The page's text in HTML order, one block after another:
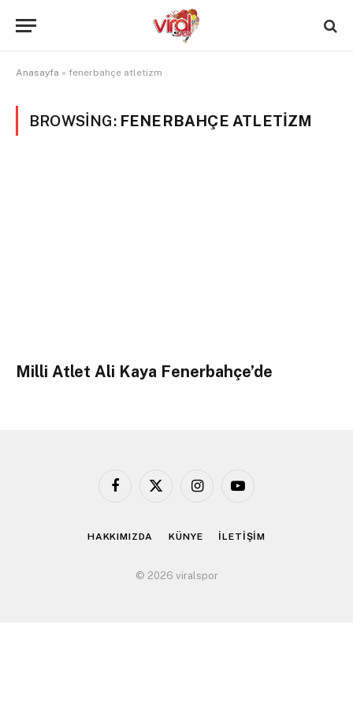
Anasayfa » fenerbahçe atletizm
BROWSING: FENERBAHÇE ATLETIZM
Milli Atlet Ali Kaya Fenerbahçe’de
Facebook
X
InstagramYouTube
HAKKIMIZDA KÜNYE İLETİŞİM
© 2026 viralspor